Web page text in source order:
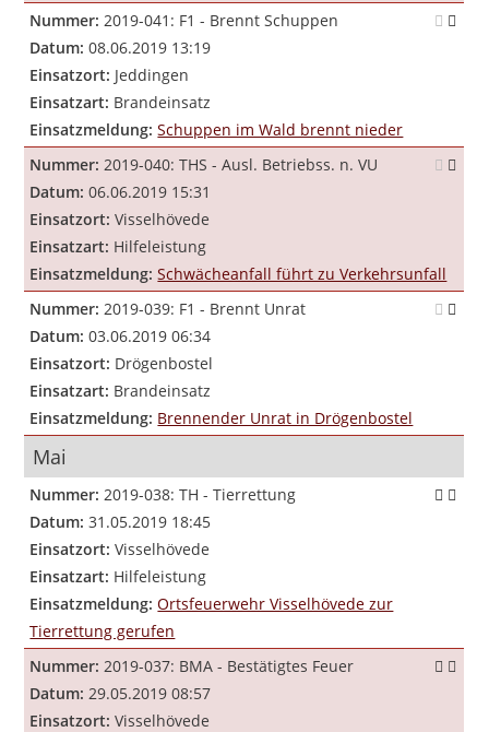
Nummer: 2019-041: F1 - Brennt Schuppen
Datum: 08.06.2019 13:19
Einsatzort: Jeddingen
Einsatzart: Brandeinsatz
Einsatzmeldung: Schuppen im Wald brennt nieder
Nummer: 2019-040: THS - Ausl. Betriebss. n. VU
Datum: 06.06.2019 15:31
Einsatzort: Visselhövede
Einsatzart: Hilfeleistung
Einsatzmeldung: Schwächeanfall führt zu Verkehrsunfall
Nummer: 2019-039: F1 - Brennt Unrat
Datum: 03.06.2019 06:34
Einsatzort: Drögenbostel
Einsatzart: Brandeinsatz
Einsatzmeldung: Brennender Unrat in Drögenbostel
Mai
Nummer: 2019-038: TH - Tierrettung
Datum: 31.05.2019 18:45
Einsatzort: Visselhövede
Einsatzart: Hilfeleistung
Einsatzmeldung: Ortsfeuerwehr Visselhövede zur
Tierrettung gerufen
Nummer: 2019-037: BMA - Bestätigtes Feuer
Datum: 29.05.2019 08:57
Einsatzort: Visselhövede